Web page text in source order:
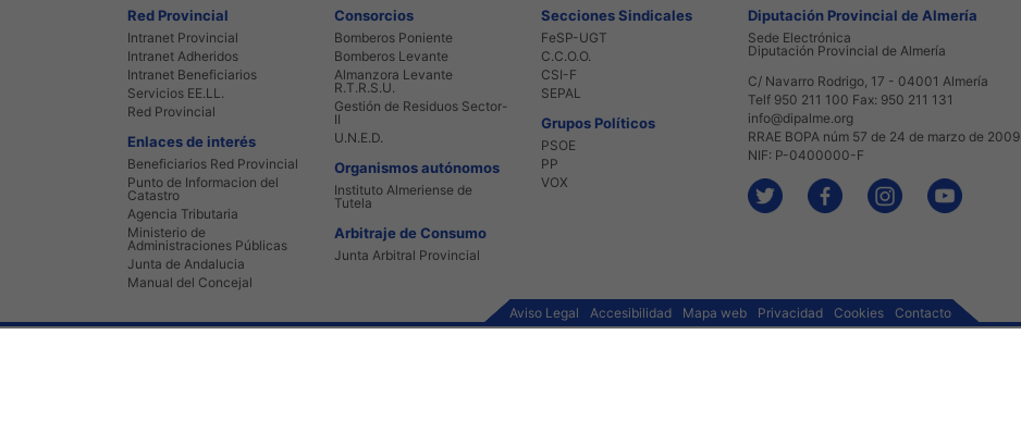
Red Provincial
Intranet Provincial
Intranet Adheridos
Intranet Beneficiarios
Servicios EE.LL.
Red Provincial
Enlaces de interés
Beneficiarios Red Provincial
Punto de Informacion del
Catastro
Agencia Tributaria
Ministerio de
Administraciones Públicas
Junta de Andalucia
Manual del Concejal
Consorcios
Bomberos Poniente
Bomberos Levante
Almanzora Levante
R.T.R.S.U.
Gestión de Residuos Sector-
II
U.N.E.D.
Organismos autónomos
Instituto Almeriense de
Tutela
Arbitraje de Consumo
Junta Arbitral Provincial
Secciones Sindicales
FeSP-UGT
C.C.O.O.
CSI-F
SEPAL
Grupos Políticos
PSOE
PP
VOX
Diputación Provincial de Almería
Sede Electrónica
Diputación Provincial de Almería
C/ Navarro Rodrigo, 17 - 04001 Almería
Telf 950 211 100 Fax: 950 211 131
info@dipalme.org
RRAE BOPA núm 57 de 24 de marzo de 2009
NIF: P-0400000-F
Aviso Legal Accesibilidad Mapa web Privacidad Cookies Contacto